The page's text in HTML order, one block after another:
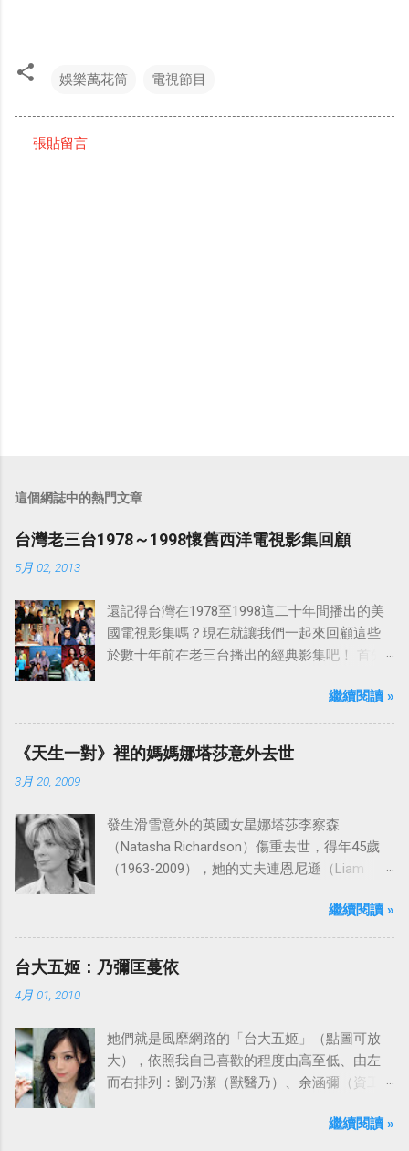
娛樂萬花筒 電視節目
張貼留言
這個網誌中的熱門文章
台灣老三台1978～1998懷舊西洋電視影集回顧
5月 02, 2013
還記得台灣在1978至1998這二十年間播出的美
國電視影集嗎？現在就讓我們一起來回顧這些
於數十年前在老三台播出的經典影集吧！ 首先
「愛之船」（The Love Boat），這部影集最早
是在1977年9月24日至1986年5月24日於美國
ABC頻道首播，共播出了249集。 令人懷念的愛
之船旋律：
繼續閱讀 »
《天生一對》裡的媽媽娜塔莎意外去世
3月 20, 2009
發生滑雪意外的英國女星娜塔莎李察森
（Natasha Richardson）傷重去世，得年45歲
（1963-2009），她的丈夫連恩尼遜（Liam
到傷心，希望外界給他們空間撫平傷痛。繼續閱讀 »
台大五姬：乃彌匡蔓依
4月 01, 2010
她們就是風靡網路的「台大五姬」（點圖可放
大），依照我自己喜歡的程度由高至低、由左
而右排列：劉乃潔（獸醫乃）、余涵彌（資工
蔓）、吳依潔（戲劇依）；這五位正妹透過網
繼續閱讀 »